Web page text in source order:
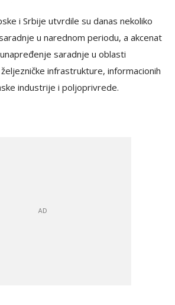
i Srbije utvrdile su danas nekoliko
u narednom periodu, a akcenat
saradnje u oblasti
infrastrukture, informacionih
industrije i poljoprivrede.